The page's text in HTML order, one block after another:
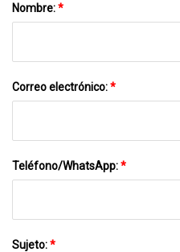
Nombre:*
Correo electrónico:*
Teléfono/WhatsApp:*
Sujeto:*